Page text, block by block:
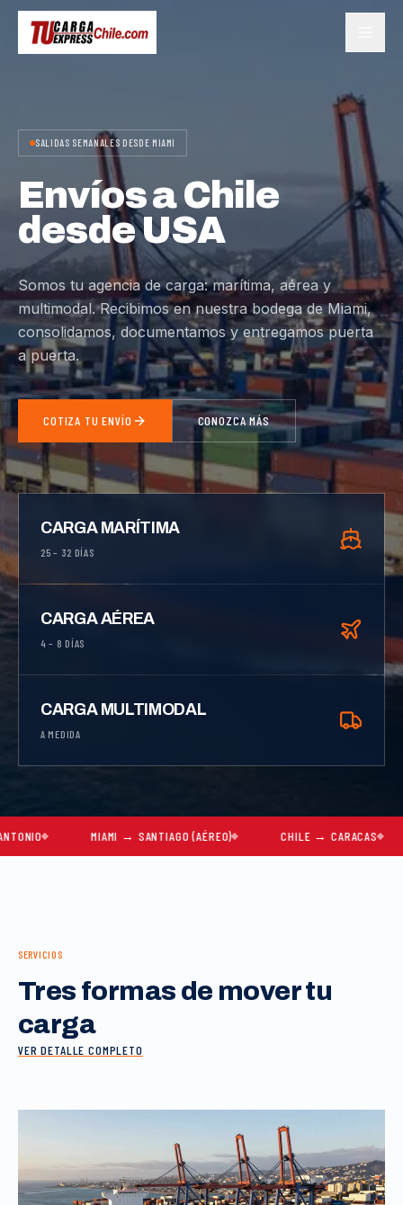
SALIDAS SEMANALES DESDE MIAMI
Envíos a Chile
desde USA
Somos tu agencia de carga: marítima, aérea y
multimodal. Recibimos en nuestra bodega de Miami,
consolidamos, documentamos y entregamos puerta
a puerta.
COTIZA TU ENVÍO CONOZCA MÁS
CARGA MARÍTIMA
25 – 32 DÍAS
CARGA AÉREA
4 – 8 DÍAS
CARGA MULTIMODAL
A MEDIDA
MIAMI → SANTIAGO (AÉREO) CHILE → CARACAS
SERVICIOS
Tres formas de mover tu
carga
VER DETALLE COMPLETO